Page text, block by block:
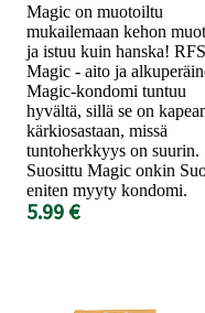
Magic on muotoiltu
mukailemaan kehon
ja istuu kuin hanska!
Magic - aito ja
Magic-kondomi tuntuu
hyvältä, sillä se on
kärkiosastaan, missä
tuntoherkkyys on suurin.
Suosittu Magic onkin
eniten myyty kondomi.
5.99 €